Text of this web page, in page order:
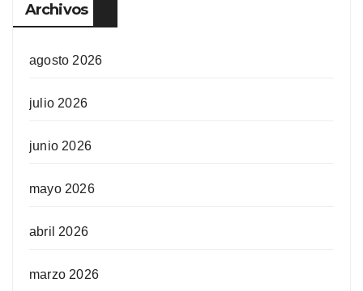
Archivos
agosto 2026
julio 2026
junio 2026
mayo 2026
abril 2026
marzo 2026